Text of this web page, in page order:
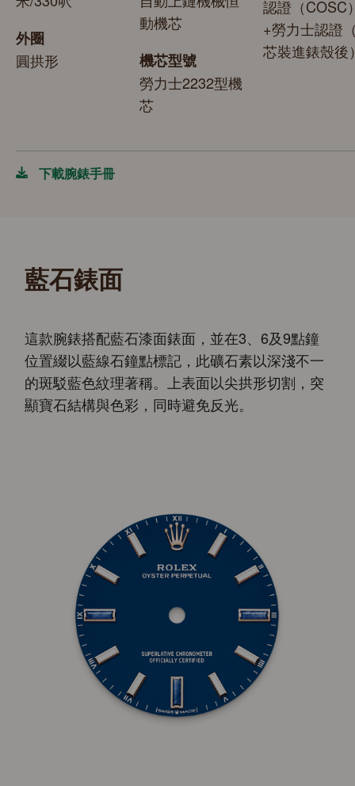
外圈
圓拱形
動機芯
機芯型號
勞力士2232型機
芯
認證（COSC
+勞力士認證
芯裝進錶殼後
下載腕錶手冊
藍石錶面
這款腕錶搭配藍石漆面錶面，並在3、6及9點鐘
位置綴以藍線石鐘點標記，此礦石素以深淺不一
的斑駁藍色紋理著稱。上表面以尖拱形切割，突
顯寶石結構與色彩，同時避免反光。